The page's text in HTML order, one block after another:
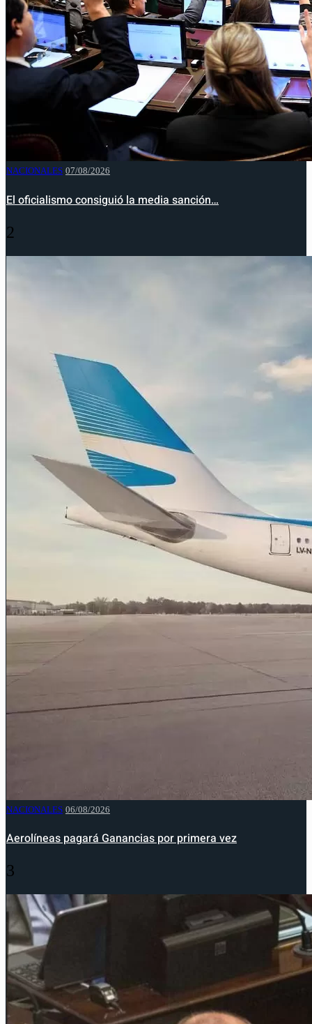
NACIONALES 07/08/2026
El oficialismo consiguió la media sanción…
2
NACIONALES 06/08/2026
Aerolíneas pagará Ganancias por primera vez
3